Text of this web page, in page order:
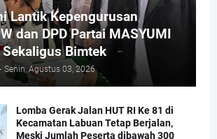
Lantik Kepengurusan
dan DPD Partai MASYUMI
Bimtek
- Senin, Agustus 03, 2026
Lomba Gerak Jalan HUT RI Ke 81 di
Kecamatan Labuan Tetap Berjalan,
Meski Jumlah Peserta dibawah 300